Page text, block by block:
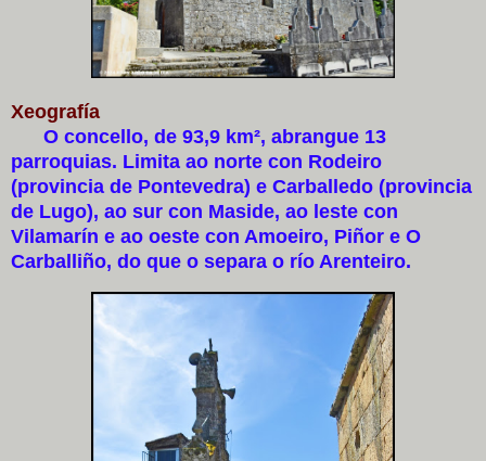
Xeografía
O concello, de 93,9 km², abrangue 13
parroquias. Limita ao norte con Rodeiro
(provincia de Pontevedra) e Carballedo (provincia
de Lugo), ao sur con Maside, ao leste con
Vilamarín e ao oeste con Amoeiro, Piñor e O
Carballiño, do que o separa o río Arenteiro.